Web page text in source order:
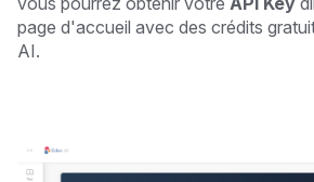
page d'accueil avec des crédits
AI.